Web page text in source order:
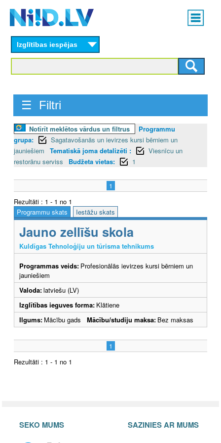
content
Main
menu
Izglītības iespējas
☰ Filtri
Notīrīt meklētos vārdus un filtrus
Programmu
grupa:
Sagatavošanās un ievirzes kursi bērniem un
jauniešiem
Tematiskā joma detalizēti :
Viesnīcu un
restorānu serviss
Budžeta vietas: 1
1
Rezultāti : 1 - 1 no 1
Programmu skats
Iestāžu skats
Jauno zellīšu skola
Kuldīgas Tehnoloģiju un tūrisma tehnikums
Programmas veids: Profesionālās ievirzes kursi bērniem un
jauniešiem
Valoda:latviešu (LV)
Izglītības ieguves forma: Klātiene
Ilgums: Mācību gads Mācību/studiju maksa: Bez maksas
1
Rezultāti : 1 - 1 no 1
SEKO MUMS SAZINIES AR MUMS